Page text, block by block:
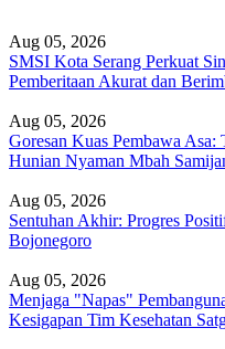
Aug 05, 2026
SMSI Kota Serang Perkuat
Pemberitaan Akurat dan
Aug 05, 2026
Goresan Kuas Pembawa
Hunian Nyaman Mbah
Aug 05, 2026
Sentuhan Akhir: Progres
Bojonegoro
Aug 05, 2026
Menjaga "Napas"
Kesigapan Tim Kesehatan